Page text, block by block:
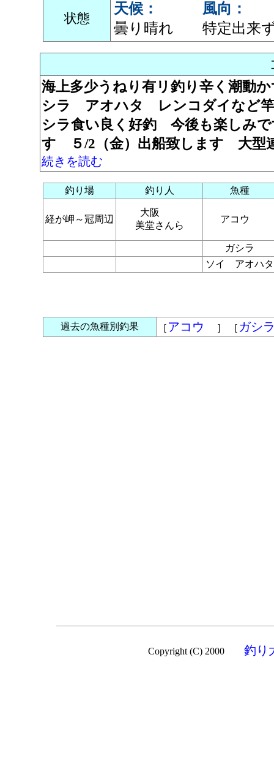
状態
天候：
曇り晴れ
風向：
特定出来
海上多少うねり有リ釣り辛く潮動
シラ アオハタ レンコダイなど
シラ食い良く好釣 今後も楽しみ
す ５/2（金）出船致します 大
続きを読む
釣り場 釣り人 魚種
経が岬～冠周辺
大阪
美堂さんら
アコウ
ガシラ
ソイ アオハタ
過去の魚種別釣果 ［ アコウ ］ ［ ガシ
Copyright (C) 2000 釣り